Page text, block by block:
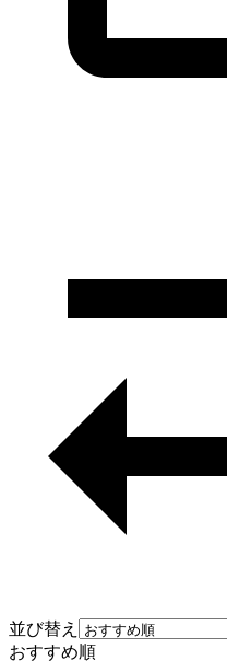
並び替え
おすすめ順